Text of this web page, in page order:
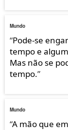
Mundo
“Pode-se
tempo e
Mas não se
tempo.”
Mundo
“A mão que